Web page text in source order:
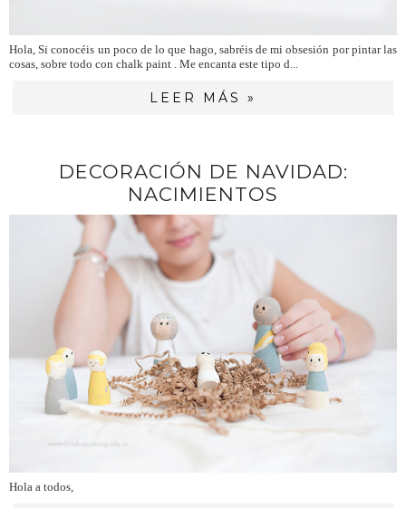
Hola, Si conocéis un poco de lo que hago, sabréis de mi obsesión por pintar las
cosas, sobre todo con chalk paint . Me encanta este tipo d...
LEER MÁS »
DECORACIÓN DE NAVIDAD:
NACIMIENTOS
Hola a todos,